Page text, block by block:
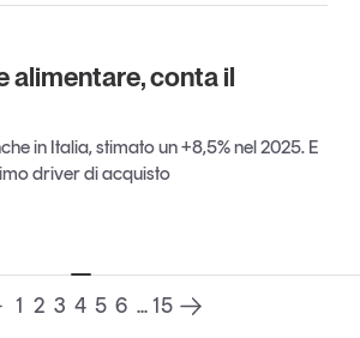
a professionisti e
GS1 Italy
alimentare, conta il
in Italia, stimato un +8,5% nel 2025. E
driver di acquisto
1 2 3 4 5 6 ...15